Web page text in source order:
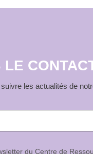
LE
les actualités de
du Centre de